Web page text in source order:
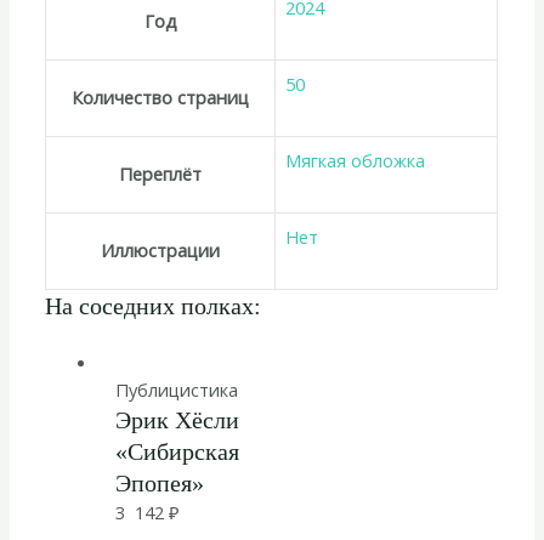
Год
2024
Количество страниц
50
Переплёт
Мягкая обложка
Иллюстрации
Нет
На соседних полках:
Публицистика
Эрик Хёсли
«Сибирская
Эпопея»
3 142₽